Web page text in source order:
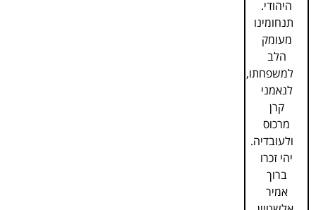
היהודי.
תנחומינו
מעומק
הלב
למשפחתו,
לנאמני
קרן
מרכוס
ולעובדיה.
יהי זכרו
ברוך
אמיר